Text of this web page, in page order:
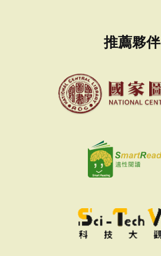
推薦夥伴